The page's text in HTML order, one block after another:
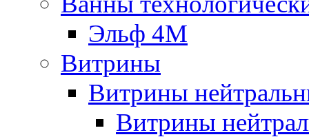
Эльф 4М
Витрины
Витрины
Витрины